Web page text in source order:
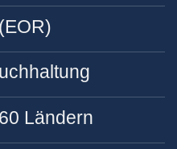
Ländern